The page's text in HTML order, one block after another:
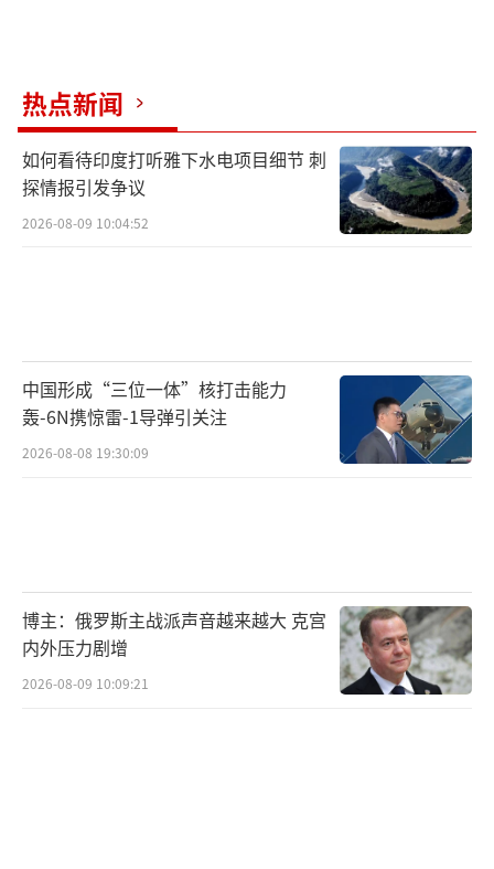
热点新闻
如何看待印度打听雅下水电项目细节 刺
探情报引发争议
2026-08-09 10:04:52
中国形成“三位一体”核打击能力
轰-6N携惊雷-1导弹引关注
2026-08-08 19:30:09
博主：俄罗斯主战派声音越来越大 克宫
内外压力剧增
2026-08-09 10:09:21